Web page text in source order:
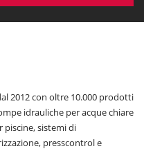
2012 con oltre 10.000 prodotti
idrauliche per acque chiare
piscine, sistemi di
presscontrol e